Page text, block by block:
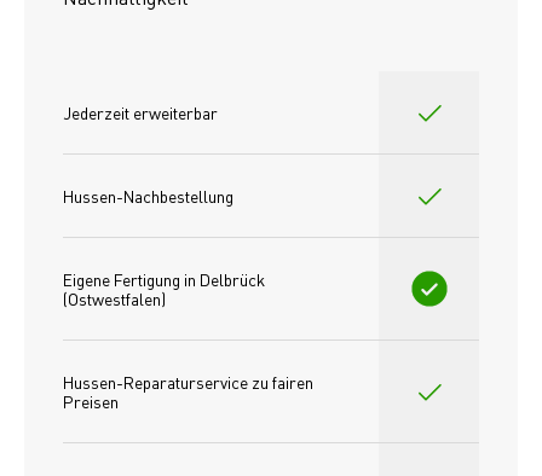
Jederzeit erweiterbar
Hussen-Nachbestellung
Eigene Fertigung in Delbrück
(Ostwestfalen)
Hussen-Reparaturservice zu fairen
Preisen​